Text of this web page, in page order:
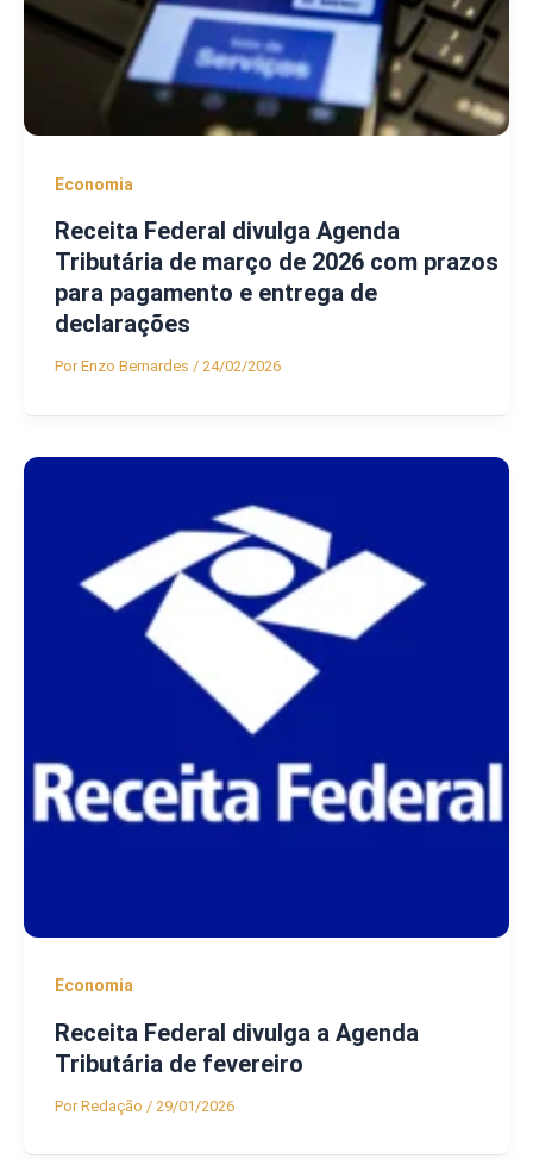
Economia
Receita Federal divulga Agenda
Tributária de março de 2026 com prazos
para pagamento e entrega de
declarações
PorEnzo Bernardes / 24/02/2026
Economia
Receita Federal divulga a Agenda
Tributária de fevereiro
PorRedação / 29/01/2026